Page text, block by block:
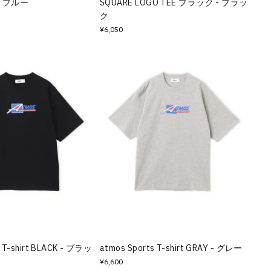
ブルー
SQUARE LOGO TEE ブラック - ブラッ
ク
¥6,050
shirt BLACK - ブラッ atmos Sports T-shirt GRAY - グレー
¥6,600